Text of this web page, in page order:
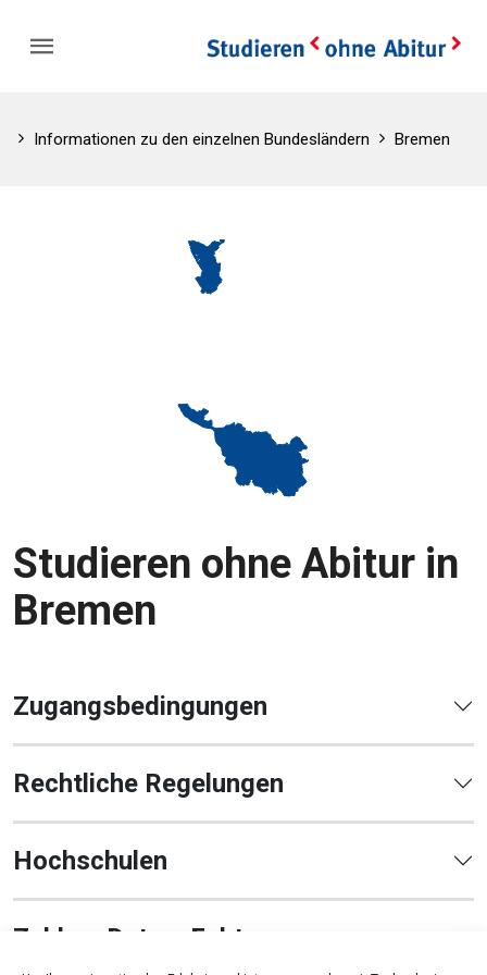
Informationen zu den einzelnen Bundesländern Bremen
Studieren ohne Abitur in
Bremen
Zugangsbedingungen
Rechtliche Regelungen
Hochschulen
Zahlen, Daten, Fakten